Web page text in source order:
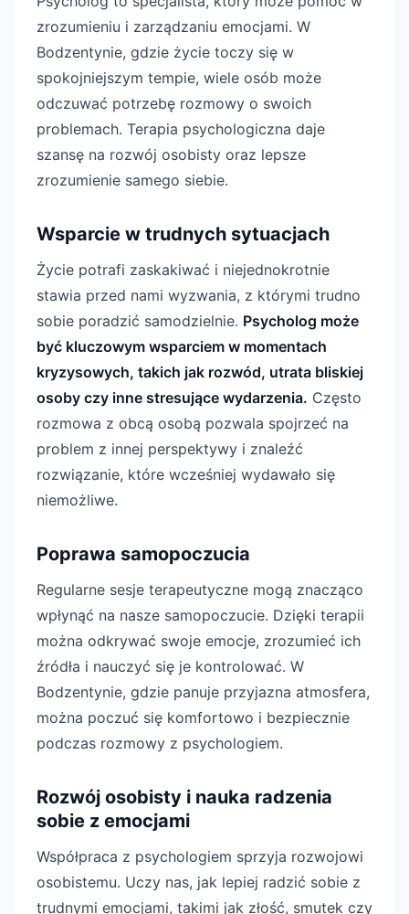
zrozumieniu i zarządzaniu emocjami. W
Bodzentynie, gdzie życie toczy się w
spokojniejszym tempie, wiele osób może
odczuwać potrzebę rozmowy o swoich
problemach. Terapia psychologiczna daje
szansę na rozwój osobisty oraz lepsze
zrozumienie samego siebie.
Wsparcie w trudnych sytuacjach
Życie potrafi zaskakiwać i niejednokrotnie
stawia przed nami wyzwania, z którymi trudno
sobie poradzić samodzielnie. Psycholog może
być kluczowym wsparciem w momentach
kryzysowych, takich jak rozwód, utrata bliskiej
osoby czy inne stresujące wydarzenia. Często
rozmowa z obcą osobą pozwala spojrzeć na
problem z innej perspektywy i znaleźć
rozwiązanie, które wcześniej wydawało się
niemożliwe.
Poprawa samopoczucia
Regularne sesje terapeutyczne mogą znacząco
wpłynąć na nasze samopoczucie. Dzięki terapii
można odkrywać swoje emocje, zrozumieć ich
źródła i nauczyć się je kontrolować. W
Bodzentynie, gdzie panuje przyjazna atmosfera,
można poczuć się komfortowo i bezpiecznie
podczas rozmowy z psychologiem.
Rozwój osobisty i nauka radzenia
sobie z emocjami
Współpraca z psychologiem sprzyja rozwojowi
osobistemu. Uczy nas, jak lepiej radzić sobie z
trudnymi emocjami, takimi jak złość, smutek czy